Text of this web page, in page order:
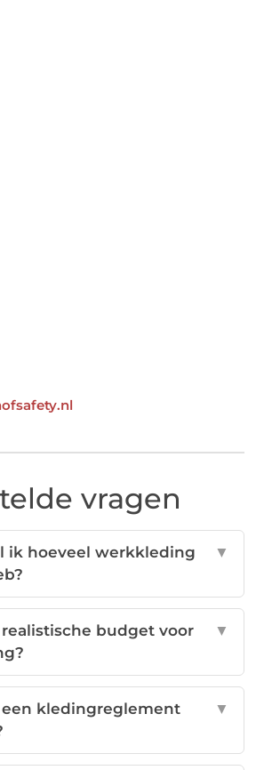
vragen
ik hoeveel werkkleding
▼
budget voor
▼
een kledingreglement
▼